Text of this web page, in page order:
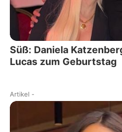
Süß: Daniela
Lucas zum Geburtstag
Artikel -